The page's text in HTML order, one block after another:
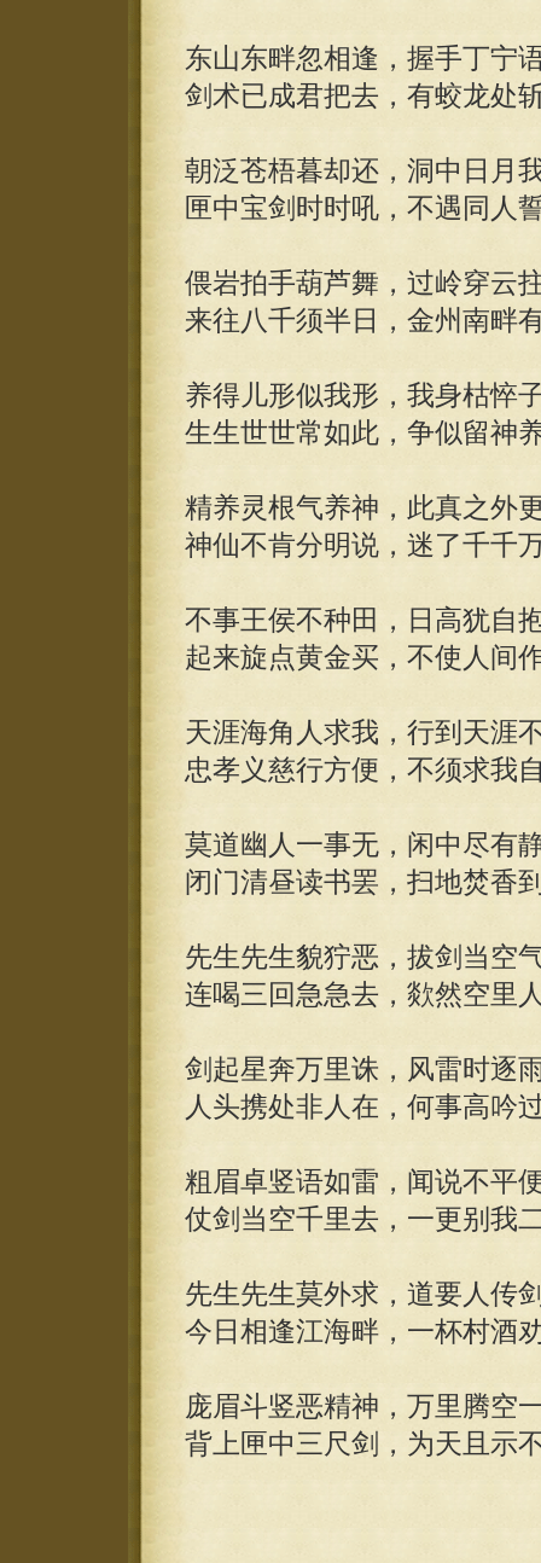
东山东畔忽相逢，握手丁宁
剑术已成君把去，有蛟龙处
朝泛苍梧暮却还，洞中日月
匣中宝剑时时吼，不遇同人
偎岩拍手葫芦舞，过岭穿云
来往八千须半日，金州南畔
养得儿形似我形，我身枯悴
生生世世常如此，争似留神
精养灵根气养神，此真之外
神仙不肯分明说，迷了千千
不事王侯不种田，日高犹自
起来旋点黄金买，不使人间
天涯海角人求我，行到天涯
忠孝义慈行方便，不须求我
莫道幽人一事无，闲中尽有
闭门清昼读书罢，扫地焚香
先生先生貌狞恶，拔剑当空
连喝三回急急去，欻然空里
剑起星奔万里诛，风雷时逐
人头携处非人在，何事高吟
粗眉卓竖语如雷，闻说不平
仗剑当空千里去，一更别我
先生先生莫外求，道要人传
今日相逢江海畔，一杯村酒
庞眉斗竖恶精神，万里腾空
背上匣中三尺剑，为天且示